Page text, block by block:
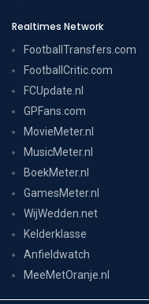
Realtimes Network
FootballTransfers.com
FootballCritic.com
FCUpdate.nl
GPFans.com
MovieMeter.nl
MusicMeter.nl
BoekMeter.nl
GamesMeter.nl
WijWedden.net
Kelderklasse
Anfieldwatch
MeeMetOranje.nl